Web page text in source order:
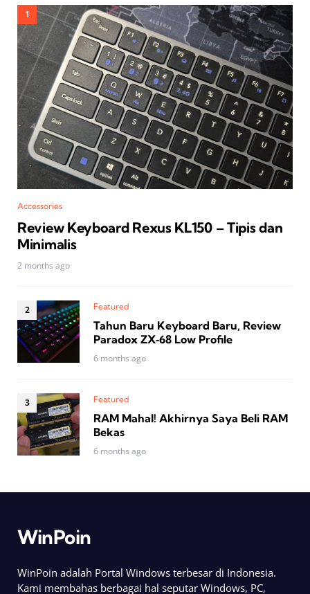
Accessories
Review Keyboard Rexus KL150 – Tipis dan
Minimalis
2 months ago
Featured
Tahun Baru Keyboard Baru, Review
Paradox ZX‑68 Low Profile
6 months ago
Featured
RAM Mahal! Akhirnya Saya Beli RAM
Bekas
6 months ago
WinPoin
WinPoin adalah Portal Windows terbesar di Indonesia.
Kami membahas berbagai hal seputar Windows, PC,